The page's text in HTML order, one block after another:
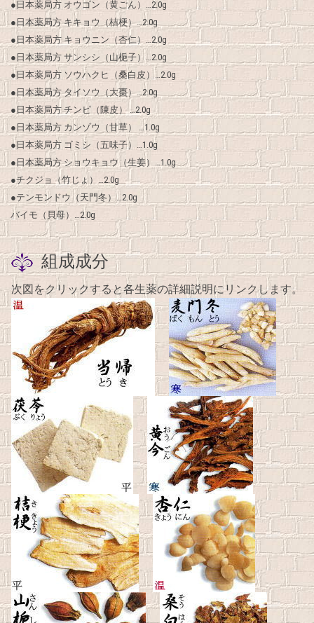
●日本薬局方 オウゴン（黄ごん）…2.0g
●日本薬局方 キキョウ（桔梗）…2.0g
●日本薬局方 キョウニン（杏仁）…2.0g
●日本薬局方 サンシシ（山梔子）…2.0g
●日本薬局方 ソウハクヒ（桑白皮）…2.0g
●日本薬局方 タイソウ（大棗）…2.0g
●日本薬局方 チンピ（陳皮） …2.0g
●日本薬局方 カンゾウ（甘草） …1.0g
●日本薬局方 ゴミシ（五味子）…1.0g
●日本薬局方 ショウキョウ（生姜）…1.0g
●チクジョ（竹じょ）…2.0g
●テンモンドウ（天門冬）…2.0g
バイモ（貝母）…2.0g
組成成分
次図をクリックすると各生薬の詳細説明にリンクします。